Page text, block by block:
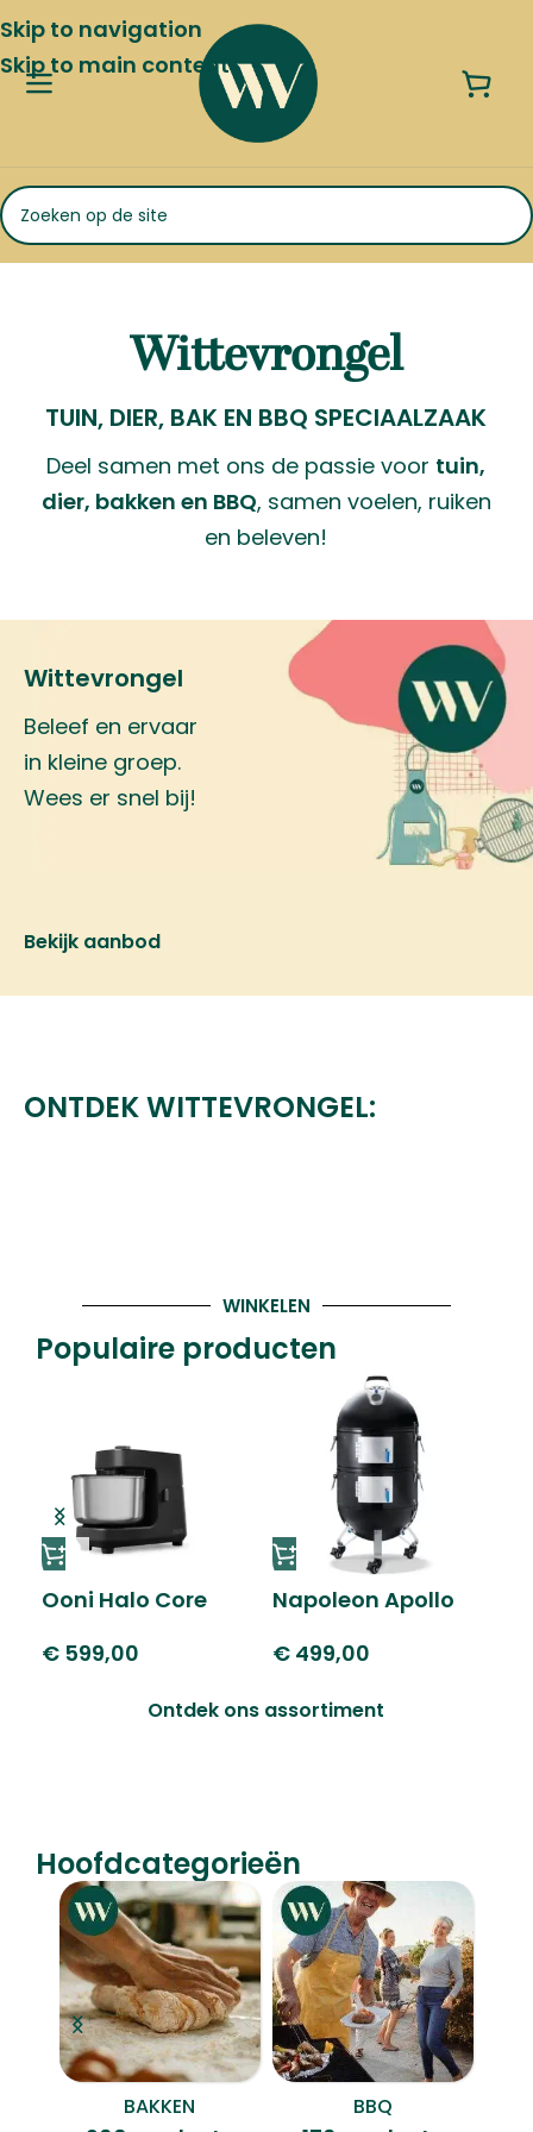
Skip to navigation
Skip to main content
Wittevrongel
TUIN, DIER, BAK EN BBQ SPECIAALZAAK
Deel samen met ons de passie voor tuin,
dier, bakken en BBQ, samen voelen, ruiken
en beleven!
Wittevrongel
Beleef en ervaar
in kleine groep.
Wees er snel bij!
Bekijk aanbod
ONTDEK WITTEVRONGEL:
WINKELEN
Populaire producten
Ooni Halo Core
€ 599,00
Napoleon Apollo
cm
€499,00
Ontdek ons assortiment
Hoofdcategorieën
BAKKEN BBQ